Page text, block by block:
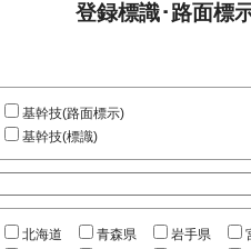
登録標識･路面標
基幹技(路面標示)
基幹技(標識)
北海道 青森県 岩手県